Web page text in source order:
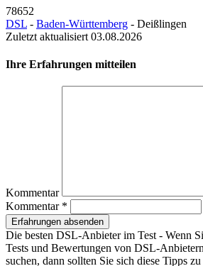
78652
DSL - Baden-Württemberg - Deißlingen
Zuletzt aktualisiert 03.08.2026
Ihre Erfahrungen mitteilen
Kommentar
Kommentar *
Erfahrungen absenden
Die besten DSL-Anbieter im Test - Wenn
Tests und Bewertungen von DSL-
suchen, dann sollten Sie sich diese Tipps